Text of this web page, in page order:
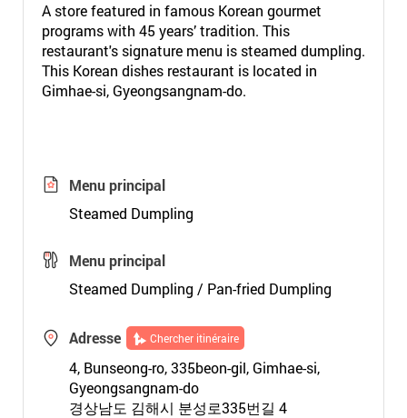
A store featured in famous Korean gourmet
programs with 45 years’ tradition. This
restaurant's signature menu is steamed dumpling.
This Korean dishes restaurant is located in
Gimhae-si, Gyeongsangnam-do.
Menu principal
Steamed Dumpling
Menu principal
Steamed Dumpling / Pan-fried Dumpling
Adresse Chercher itinéraire
4, Bunseong-ro, 335beon-gil, Gimhae-si,
Gyeongsangnam-do
경상남도 김해시 분성로335번길 4